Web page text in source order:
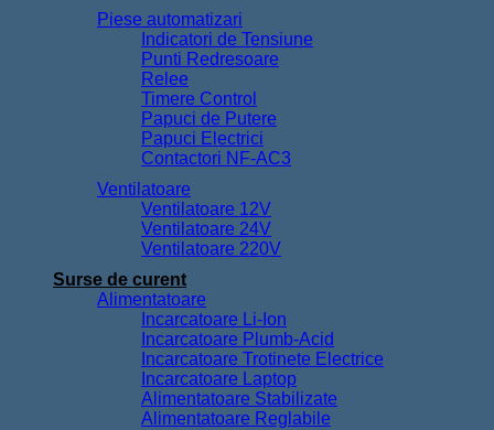
Piese automatizari
Indicatori de Tensiune
Punti Redresoare
Relee
Timere Control
Papuci de Putere
Papuci Electrici
Contactori NF-AC3
Ventilatoare
Ventilatoare 12V
Ventilatoare 24V
Ventilatoare 220V
Surse de curent
Alimentatoare
Incarcatoare Li-Ion
Incarcatoare Plumb-Acid
Incarcatoare Trotinete Electrice
Incarcatoare Laptop
Alimentatoare Stabilizate
Alimentatoare Reglabile